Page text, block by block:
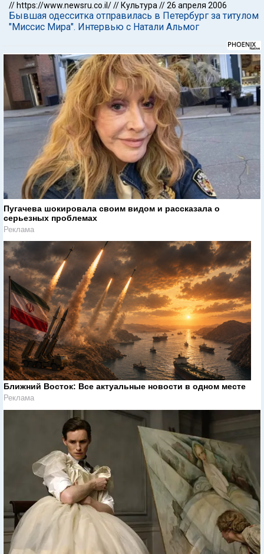
// https://www.newsru.co.il/// Культура//26 апреля 2006
Бывшая одесситка отправилась в Петербург за титулом
"Миссис Мира". Интервью с Натали Альмог
Пугачева шокировала своим видом и рассказала о
серьезных проблемах
Реклама
Ближний Восток: Все актуальные новости в одном месте
Реклама